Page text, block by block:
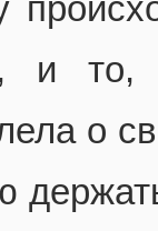
и то,
о